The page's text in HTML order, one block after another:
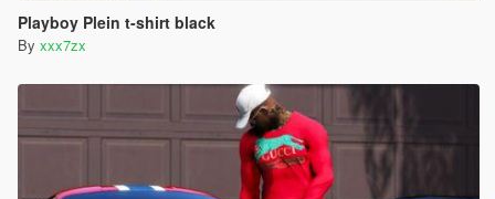
Playboy Plein t-shirt black
By xxx7zx